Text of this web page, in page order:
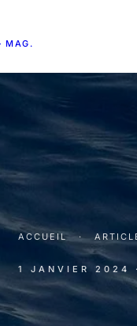
MAG.
ACCUEIL ·
1 JANVIER 2024